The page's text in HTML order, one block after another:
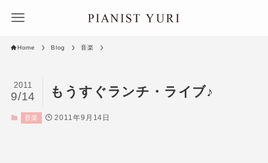
Home Blog 音楽
もうすぐランチ・ライブ♪
2011
9/14
音楽 2011年9月14日